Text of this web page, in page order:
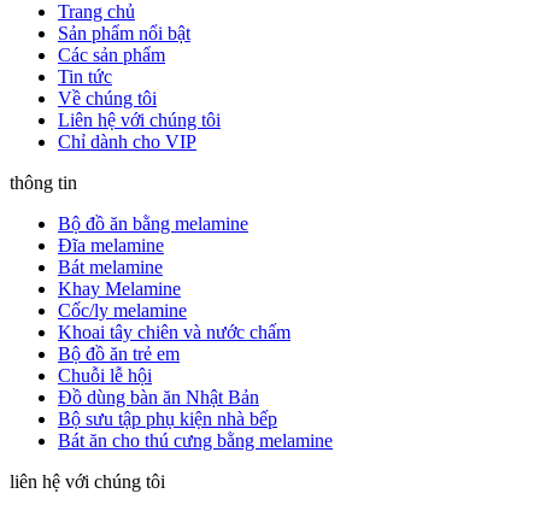
Trang chủ
Sản phẩm nổi bật
Các sản phẩm
Tin tức
Về chúng tôi
Liên hệ với chúng tôi
Chỉ dành cho VIP
thông tin
Bộ đồ ăn bằng melamine
Đĩa melamine
Bát melamine
Khay Melamine
Cốc/ly melamine
Khoai tây chiên và nước chấm
Bộ đồ ăn trẻ em
Chuỗi lễ hội
Đồ dùng bàn ăn Nhật Bản
Bộ sưu tập phụ kiện nhà bếp
Bát ăn cho thú cưng bằng melamine
liên hệ với chúng tôi